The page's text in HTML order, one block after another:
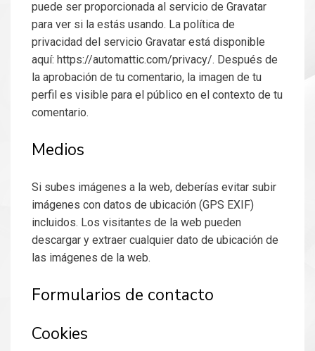
puede ser proporcionada al servicio de Gravatar
para ver si la estás usando. La política de
privacidad del servicio Gravatar está disponible
aquí: https://automattic.com/privacy/. Después de
la aprobación de tu comentario, la imagen de tu
perfil es visible para el público en el contexto de tu
comentario.
Medios
Si subes imágenes a la web, deberías evitar subir
imágenes con datos de ubicación (GPS EXIF)
incluidos. Los visitantes de la web pueden
descargar y extraer cualquier dato de ubicación de
las imágenes de la web.
Formularios de contacto
Cookies